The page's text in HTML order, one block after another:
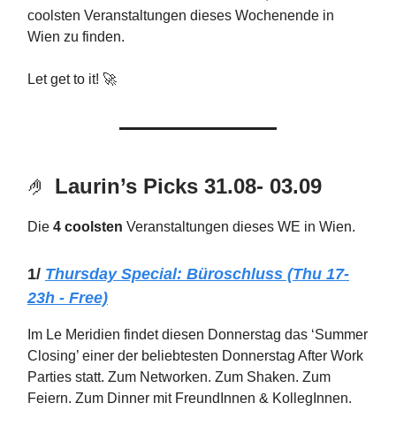
coolsten Veranstaltungen dieses Wochenende in
Wien zu finden.
Let get to it! 🚀
🤌 Laurin’s Picks 31.08- 03.09
Die 4 coolsten Veranstaltungen dieses WE in Wien.
1/ Thursday Special: Büroschluss (Thu 17-
23h - Free)
Im Le Meridien findet diesen Donnerstag das ‘Summer
Closing’ einer der beliebtesten Donnerstag After Work
Parties statt. Zum Networken. Zum Shaken. Zum
Feiern. Zum Dinner mit FreundInnen & KollegInnen.